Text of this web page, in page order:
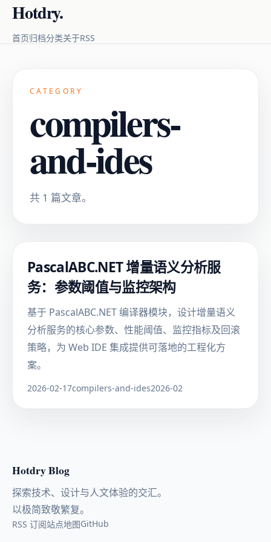
Hotdry.
首页归档分类关于RSS
CATEGORY
compilers-
and-ides
共 1 篇文章。
PascalABC.NET 增量语义分析服
务：参数阈值与监控架构
基于 PascalABC.NET 编译器模块，设计增量语义
分析服务的核心参数、性能阈值、监控指标及回滚
策略，为 Web IDE 集成提供可落地的工程化方
案。
2026-02-17compilers-and-ides2026-02
Hotdry Blog
探索技术、设计与人文体验的交汇。
以极简致敬繁复。
RSS 订阅站点地图GitHub